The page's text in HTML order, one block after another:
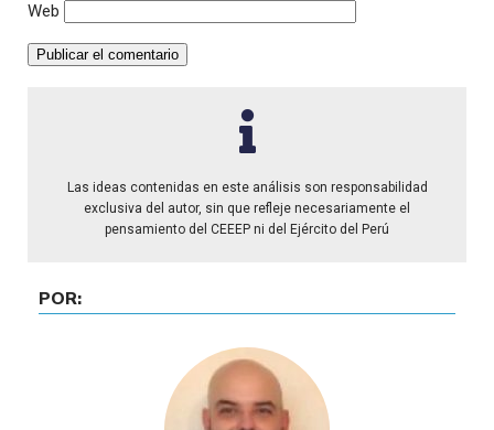
POR:
Web
Las ideas contenidas en este análisis son responsabilidad
exclusiva del autor, sin que refleje necesariamente el
pensamiento del CEEEP ni del Ejército del Perú